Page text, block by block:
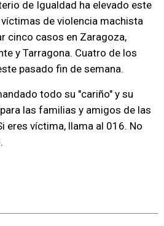
de Igualdad ha elevado este
de violencia machista
cinco casos en Zaragoza,
y Tarragona. Cuatro de los
pasado fin de semana.
todo su "cariño" y su
las familias y amigos de las
eres víctima, llama al 016. No